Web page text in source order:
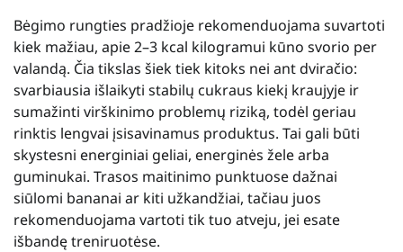
Bėgimo rungties pradžioje rekomenduojama suvartoti
kiek mažiau, apie 2–3 kcal kilogramui kūno svorio per
valandą. Čia tikslas šiek tiek kitoks nei ant dviračio:
svarbiausia išlaikyti stabilų cukraus kiekį kraujyje ir
sumažinti virškinimo problemų riziką, todėl geriau
rinktis lengvai įsisavinamus produktus. Tai gali būti
skystesni energiniai geliai, energinės žele arba
guminukai. Trasos maitinimo punktuose dažnai
siūlomi bananai ar kiti užkandžiai, tačiau juos
rekomenduojama vartoti tik tuo atveju, jei esate
išbandę treniruotėse.